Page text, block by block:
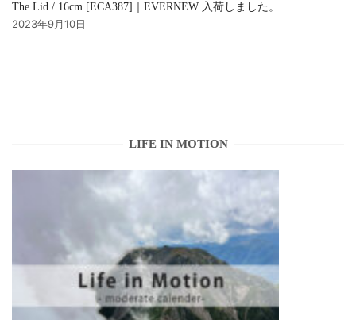
The Lid / 16cm [ECA387]｜EVERNEW 入荷しました。
2023年9月10日
LIFE IN MOTION